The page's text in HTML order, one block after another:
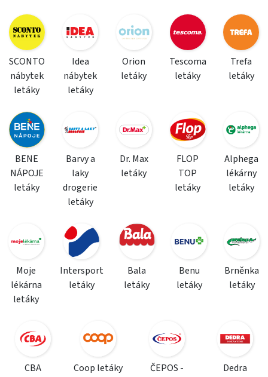
SCONTO
nábytek
letáky
Idea
nábytek
letáky
Orion
letáky
Tescoma
letáky
Trefa
letáky
BENE
NÁPOJE
letáky
Barvy a
laky
drogerie
letáky
Dr. Max
letáky
FLOP
TOP
letáky
Alphega
lékárny
letáky
Moje
lékárna
letáky
Intersport
letáky
Bala
letáky
Benu
letáky
Brněnka
letáky
CBA
Coop letáky
ČEPOS -
Dedra